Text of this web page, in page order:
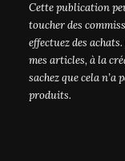
Cette publication
toucher des
effectuez des
mes articles, à la
sachez que cela n’a
produits.